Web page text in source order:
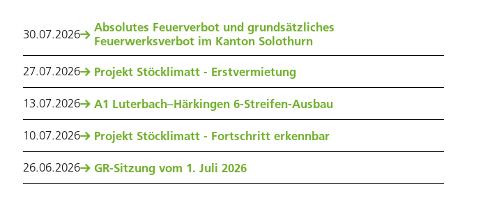
30.07.2026
Absolutes Feuerverbot und grundsätzliches
Feuerwerksverbot im Kanton Solothurn
27.07.2026 Projekt Stöcklimatt - Erstvermietung
13.07.2026 A1 Luterbach–Härkingen 6-Streifen-Ausbau
10.07.2026 Projekt Stöcklimatt - Fortschritt erkennbar
26.06.2026 GR-Sitzung vom 1. Juli 2026